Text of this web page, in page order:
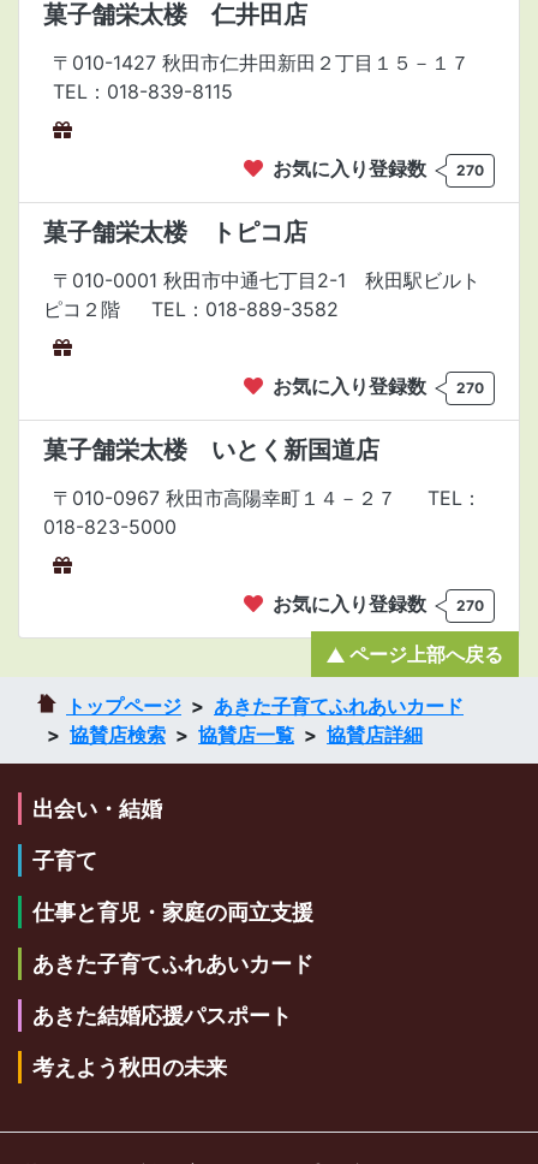
菓子舗栄太楼 仁井田店
〒010-1427 秋田市仁井田新田２丁目１５－１７
TEL：018-839-8115
お気に入り登録数 270
菓子舗栄太楼 トピコ店
〒010-0001 秋田市中通七丁目2-1 秋田駅ビルト
ピコ２階
TEL：018-889-3582
お気に入り登録数 270
菓子舗栄太楼 いとく新国道店
〒010-0967 秋田市高陽幸町１４－２７
TEL：
018-823-5000
お気に入り登録数 270
トップページ
あきた子育てふれあいカード
協賛店検索
協賛店一覧 協賛店詳細
ページ上部へ戻る
出会い・結婚
子育て
仕事と育児・家庭の両立支援
あきた子育てふれあいカード
あきた結婚応援パスポート
考えよう秋田の未来